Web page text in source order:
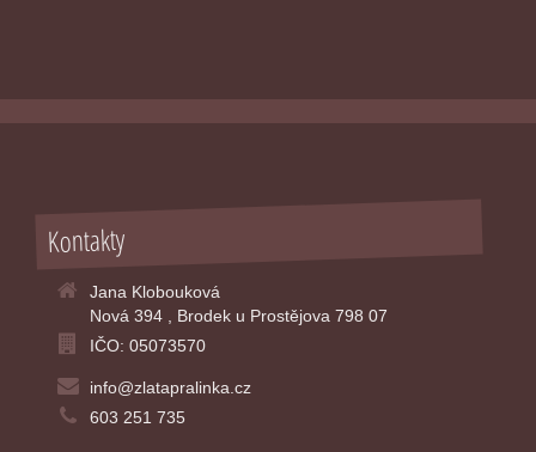
Kontakty
Jana Klobouková
Nová 394 , Brodek u Prostějova 798 07
IČO: 05073570
info@zlatapralinka.cz
603 251 735